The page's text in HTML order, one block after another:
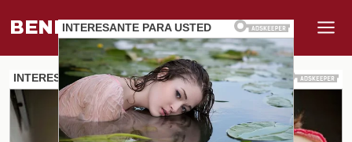
BENEFI.MUNDO